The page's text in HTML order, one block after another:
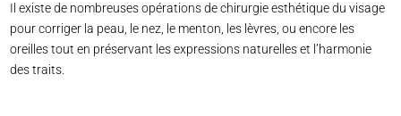
Il existe de nombreuses opérations de chirurgie esthétique du visage
pour corriger la peau, le nez, le menton, les lèvres, ou encore les
oreilles tout en préservant les expressions naturelles et l’harmonie
des traits.